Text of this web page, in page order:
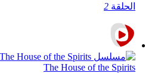
الحلقة 2
The House of the Spirits